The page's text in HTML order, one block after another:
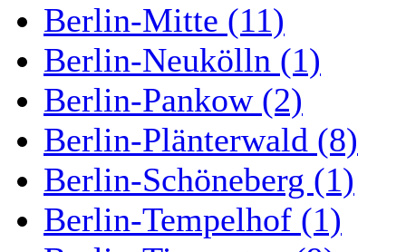
Berlin-Mitte (11)
Berlin-Neukölln (1)
Berlin-Pankow (2)
Berlin-Plänterwald (8)
Berlin-Schöneberg (1)
Berlin-Tempelhof (1)